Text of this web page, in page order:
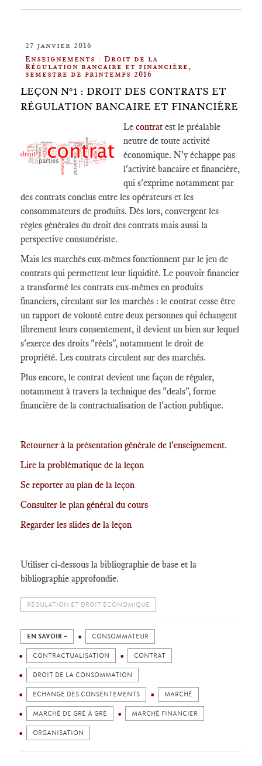
27 janvier 2016
Enseignements : Droit de la
Régulation bancaire et financière,
semestre de printemps 2016
LEÇON N°1 : DROIT DES CONTRATS ET
RÉGULATION BANCAIRE ET FINANCIÈRE
Le contrat est le préalable
neutre de toute activité
économique. N'y échappe pas
l'activité bancaire et financière,
qui s'exprime notamment par
des contrats conclus entre les opérateurs et les
consommateurs de produits. Dès lors, convergent les
règles générales du droit des contrats mais aussi la
perspective consumériste.
Mais les marchés eux-mêmes fonctionnent par le jeu de
contrats qui permettent leur liquidité. Le pouvoir financier
a transformé les contrats eux-mêmes en produits
financiers, circulant sur les marchés : le contrat cesse être
un rapport de volonté entre deux personnes qui échangent
librement leurs consentement, il devient un bien sur lequel
s'exerce des droits "réels", notamment le droit de
propriété. Les contrats circulent sur des marchés.
Plus encore, le contrat devient une façon de réguler,
notamment à travers la technique des "deals", forme
financière de la contractualisation de l'action publique.
Retourner à la présentation générale de l'enseignement.
Lire la problématique de la leçon
Se reporter au plan de la leçon
Consulter le plan général du cours
Regarder les slides de la leçon
Utiliser ci-dessous la bibliographie de base et la
bibliographie approfondie.
RÉGULATION ET DROIT ÉCONOMIQUE
EN SAVOIR + CONSOMMATEUR
CONTRACTUALISATION CONTRAT
DROIT DE LA CONSOMMATION
ECHANGE DES CONSENTEMENTS MARCHÉ
MARCHÉ DE GRÉ À GRÉ MARCHÉ FINANCIER
ORGANISATION